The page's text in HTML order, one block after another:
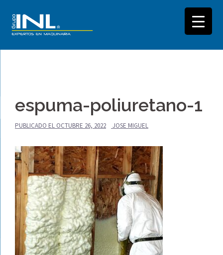
contenido
espuma-poliuretano-1
PUBLICADO EL OCTUBRE 26, 2022 JOSE MIGUEL